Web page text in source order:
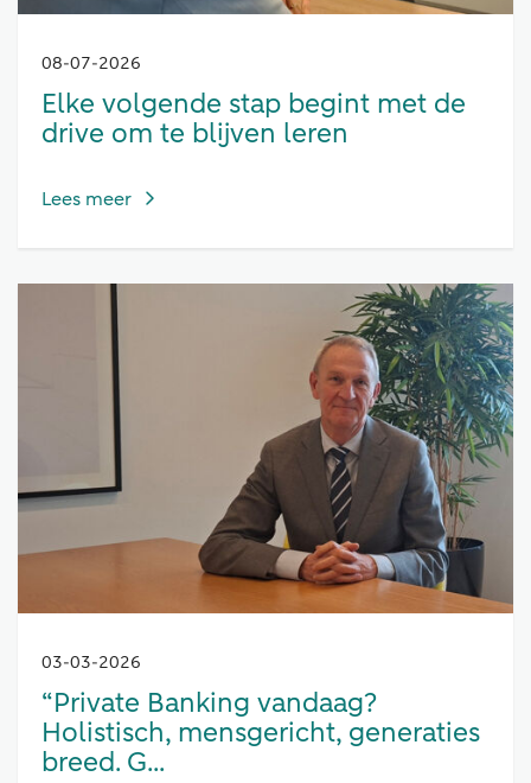
08-07-2026
Elke volgende stap begint met de
drive om te blijven leren
Lees meer
03-03-2026
“Private Banking vandaag?
Holistisch, mensgericht, generaties
breed. G...